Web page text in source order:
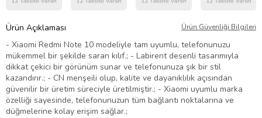
Ürün Açıklaması Ürün Güvenliği Bilgileri
- Xiaomi Redmi Note 10 modeliyle tam uyumlu, telefonunuzu
mükemmel bir şekilde saran kılıf.; - Labirent desenli tasarımıyla
dikkat çekici bir görünüm sunar ve telefonunuza şık bir stil
kazandırır.; - CN menşeili olup, kalite ve dayanıklılık açısından
güvenilir bir üretim süreciyle üretilmiştir.; - Xiaomi uyumlu marka
özelliği sayesinde, telefonunuzun tüm bağlantı noktalarına ve
düğmelerine kolay erişim sağlar.;